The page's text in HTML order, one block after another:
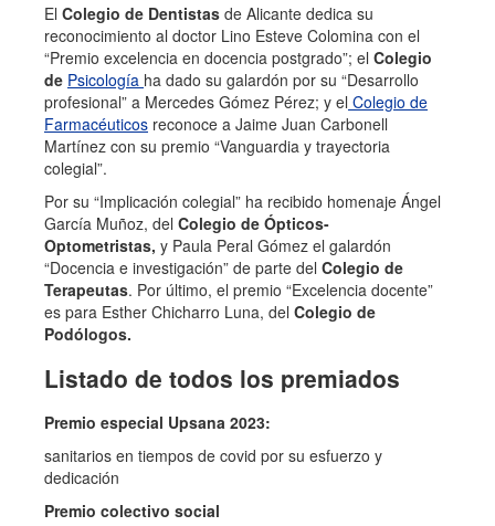
El Colegio de Dentistas de Alicante dedica su
reconocimiento al doctor Lino Esteve Colomina con el
“Premio excelencia en docencia postgrado”; el Colegio
de Psicología ha dado su galardón por su “Desarrollo
profesional” a Mercedes Gómez Pérez; y el Colegio de
Farmacéuticos reconoce a Jaime Juan Carbonell
Martínez con su premio “Vanguardia y trayectoria
colegial”.
Por su “Implicación colegial” ha recibido homenaje Ángel
García Muñoz, del Colegio de Ópticos-
Optometristas, y Paula Peral Gómez el galardón
“Docencia e investigación” de parte del Colegio de
Terapeutas. Por último, el premio “Excelencia docente”
es para Esther Chicharro Luna, del Colegio de
Podólogos.
Listado de todos los premiados
Premio especial Upsana 2023:
sanitarios en tiempos de covid por su esfuerzo y
dedicación
Premio colectivo social